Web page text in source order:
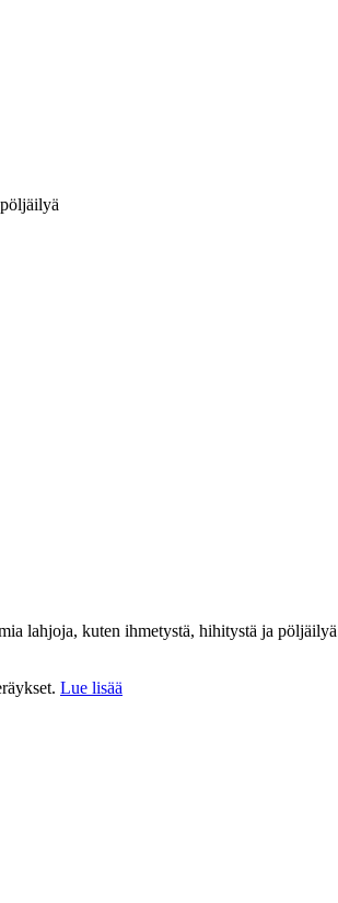
lahjoja, kuten ihmetystä, hihitystä ja
Lue lisää